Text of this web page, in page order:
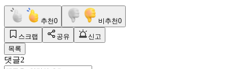
추천0 비추천0
스크랩 공유
신고
목록
댓글2